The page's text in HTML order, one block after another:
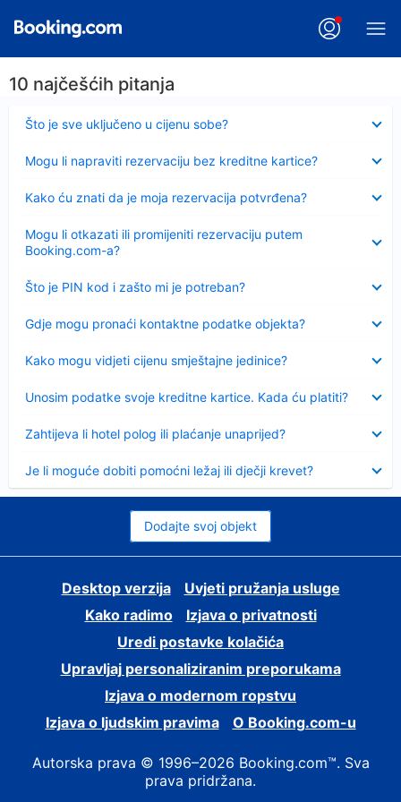
10 najčešćih pitanja
Što je sve uključeno u cijenu sobe?
Sažeto
Mogu li napraviti rezervaciju bez kreditne kartice?
Kako ću znati da je moja rezervacija potvrđena?
Mogu li otkazati ili promijeniti rezervaciju putem
Booking.com-a?
Što je PIN kod i zašto mi je potreban?
Sažeto
Gdje mogu pronaći kontaktne podatke objekta?
Kako mogu vidjeti cijenu smještajne jedinice?
Unosim podatke svoje kreditne kartice. Kada ću platiti?
Zahtijeva li hotel polog ili plaćanje unaprijed?
Je li moguće dobiti pomoćni ležaj ili dječji krevet?
Dodajte svoj objekt
Desktop verzija
Uvjeti pružanja usluge
Kako radimo
Izjava o privatnosti
Uredi postavke kolačića
Upravljaj personaliziranim preporukama
Izjava o modernom ropstvu
Izjava o ljudskim pravima
O Booking.com-u
Autorska prava © 1996–2026 Booking.com™. Sva
prava pridržana.